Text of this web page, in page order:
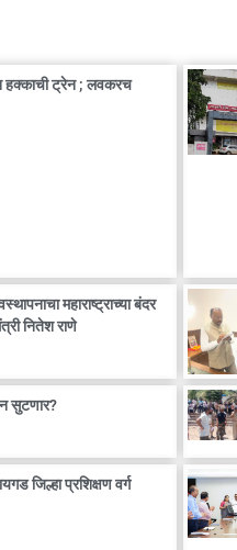
हक्काची ट्रेन ; लवकरच
महाराष्ट्राच्या बंदर
नितेश राणे
सुटणार?
जिल्हा प्रशिक्षण वर्ग